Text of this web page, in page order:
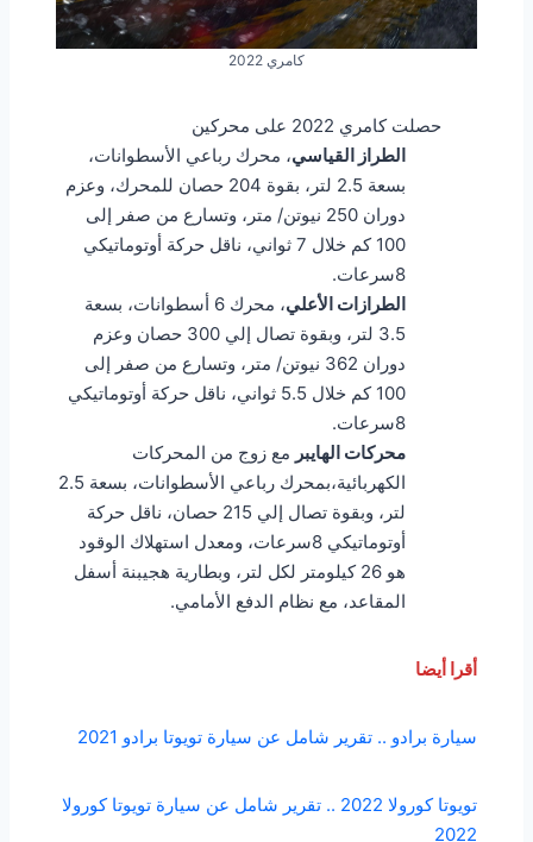
كامري 2022
حصلت كامري 2022 على محركين
الطراز القياسي، محرك رباعي الأسطوانات،
بسعة 2.5 لتر، بقوة 204 حصان للمحرك، وعزم
دوران 250 نيوتن/ متر، وتسارع من صفر إلى
100 كم خلال 7 ثواني، ناقل حركة أوتوماتيكي
8سرعات.
الطرازات الأعلي
، محرك 6 أسطوانات، بسعة
3.5 لتر، وبقوة تصال إلي 300 حصان وعزم
دوران 362 نيوتن/ متر، وتسارع من صفر إلى
100 كم خلال 5.5 ثواني، ناقل حركة أوتوماتيكي
8سرعات.
محركات الهايبر مع زوج من المحركات
الكهربائية،بمحرك رباعي الأسطوانات، بسعة 2.5
لتر، وبقوة تصال إلي 215 حصان، ناقل حركة
أوتوماتيكي 8سرعات، ومعدل استهلاك الوقود
هو 26 كيلومتر لكل لتر، وبطارية هجيبنة أسفل
المقاعد، مع نظام الدفع الأمامي.
أقرا أيضا
سيارة برادو .. تقرير شامل عن سيارة تويوتا برادو 2021
تويوتا كورولا 2022 .. تقرير شامل عن سيارة تويوتا كورولا
2022